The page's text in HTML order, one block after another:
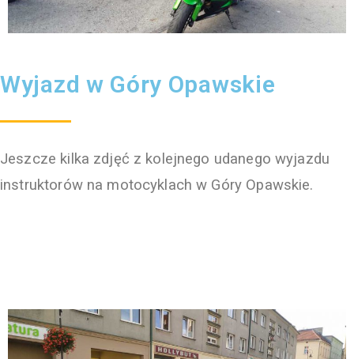
Wyjazd w Góry Opawskie
Jeszcze kilka zdjęć z kolejnego udanego wyjazdu
instruktorów na motocyklach w Góry Opawskie.